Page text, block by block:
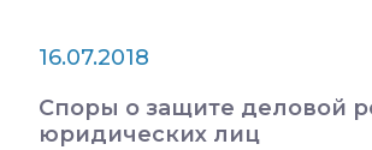
16.07.2018
Споры о защите деловой
юридических лиц